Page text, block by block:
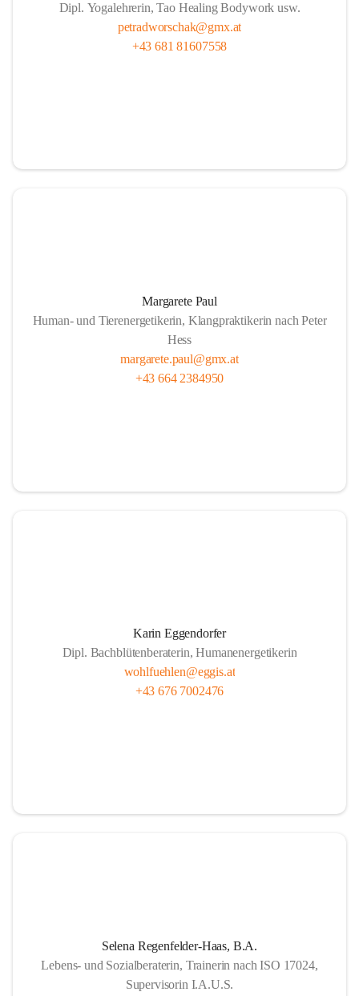
Dipl. Yogalehrerin, Tao Healing Bodywork usw.
petradworschak@gmx.at
+43 681 81607558
Margarete Paul
Human- und Tierenergetikerin, Klangpraktikerin nach Peter
Hess
margarete.paul@gmx.at
+43 664 2384950
Karin Eggendorfer
Dipl. Bachblütenberaterin, Humanenergetikerin
wohlfuehlen@eggis.at
+43 676 7002476
Selena Regenfelder-Haas, B.A.
Lebens- und Sozialberaterin, Trainerin nach ISO 17024,
Supervisorin I.A.U.S.